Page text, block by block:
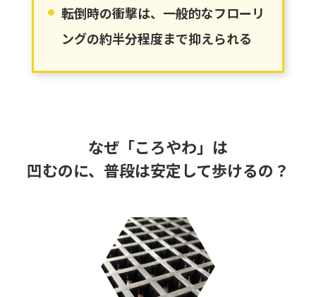
転倒時の衝撃は、一般的なフローリ
ングの約半分程度まで抑えられる
なぜ「ころやわ」は
凹むのに、普段は安定して歩けるの？